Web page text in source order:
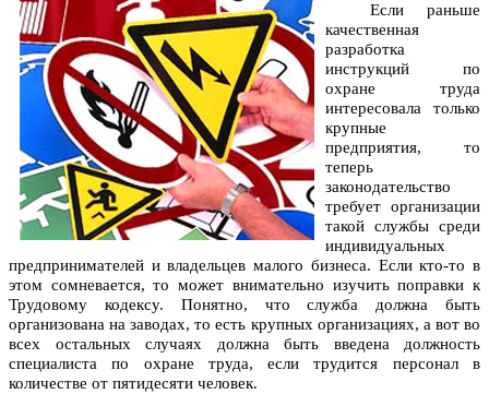
Если раньше
качественная
разработка
инструкций по
охране труда
интересовала только
крупные
предприятия, то
теперь
законодательство
требует организации
такой службы среди
индивидуальных
предпринимателей и владельцев малого бизнеса. Если кто-то в
этом сомневается, то может внимательно изучить поправки к
Трудовому кодексу. Понятно, что служба должна быть
организована на заводах, то есть крупных организациях, а вот во
всех остальных случаях должна быть введена должность
специалиста по охране труда, если трудится персонал в
количестве от пятидесяти человек.